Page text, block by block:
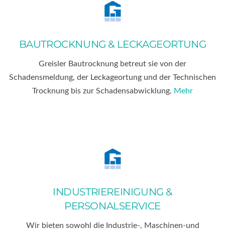
BAUTROCKNUNG & LECKAGEORTUNG
Greisler Bautrocknung betreut sie von der
Schadensmeldung, der Leckageortung und der Technischen
Trocknung bis zur Schadensabwicklung. Mehr
INDUSTRIEREINIGUNG &
PERSONALSERVICE
Wir bieten sowohl die Industrie-, Maschinen-und